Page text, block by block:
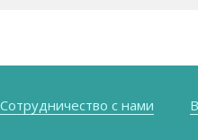
Сотрудничество с нами